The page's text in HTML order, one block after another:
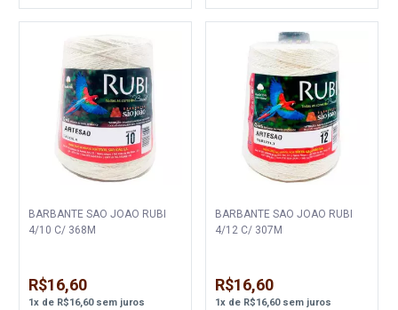
BARBANTE SAO JOAO RUBI
4/10 C/ 368M
R$16,60
1x de R$16,60sem juros
BARBANTE SAO JOAO RUBI
4/12 C/ 307M
R$16,60
1xde R$16,60sem juros